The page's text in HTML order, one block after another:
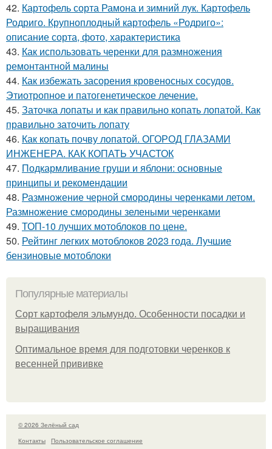
42. Картофель сорта Рамона и зимний лук. Картофель
Родриго. Крупноплодный картофель «Родриго»:
описание сорта, фото, характеристика
43. Как использовать черенки для размножения
ремонтантной малины
44. Как избежать засорения кровеносных сосудов.
Этиотропное и патогенетическое лечение.
45. Заточка лопаты и как правильно копать лопатой. Как
правильно заточить лопату
46. Как копать почву лопатой. ОГОРОД ГЛАЗАМИ
ИНЖЕНЕРА. КАК КОПАТЬ УЧАСТОК
47. Подкармливание груши и яблони: основные
принципы и рекомендации
48. Размножение черной смородины черенками летом.
Размножение смородины зелеными черенками
49. ТОП-10 лучших мотоблоков по цене.
50. Рейтинг легких мотоблоков 2023 года. Лучшие
бензиновые мотоблоки
Популярные материалы
Сорт картофеля эльмундо. Особенности посадки и
выращивания
Оптимальное время для подготовки черенков к
весенней прививке
© 2026 Зелёный сад
Контакты
Пользовательское соглашение